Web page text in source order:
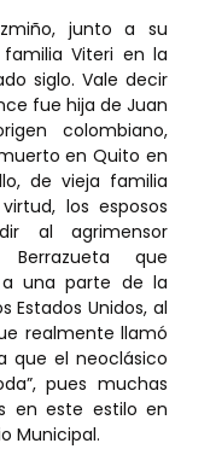
junto a su
Viteri en la
siglo. Vale decir
fue hija de Juan
colombiano,
en Quito en
de vieja familia
los esposos
al agrimensor
que
a una parte de la
Estados Unidos, al
realmente llamó
que el neoclásico
pues muchas
en este estilo en
Municipal.